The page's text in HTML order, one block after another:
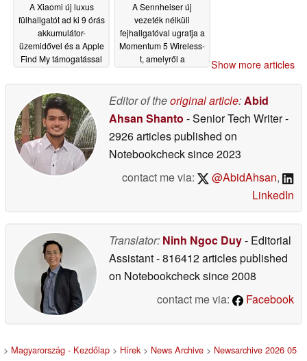
A Xiaomi új luxus
fülhallgatót ad ki 9 órás
akkumulátor-
üzemidővel és a Apple
Find My támogatással
A Sennheiser új
vezeték nélküli
fejhallgatóval ugratja a
Momentum 5 Wireless-
t, amelyről a
05/21/2026
Show more articles
Editor of theoriginal article:Abid
Ahsan Shanto - Senior Tech Writer-
2926 articles published on
Notebookchecksince 2023
contact me via:
@AbidAhsan,
LinkedIn
Translator: Ninh Ngoc Duy- Editorial
Assistant- 816412 articles published
on Notebookchecksince 2008
contact me via:
Facebook
> Magyarország - Kezdőlap > Hírek> News Archive > Newsarchive 2026 05